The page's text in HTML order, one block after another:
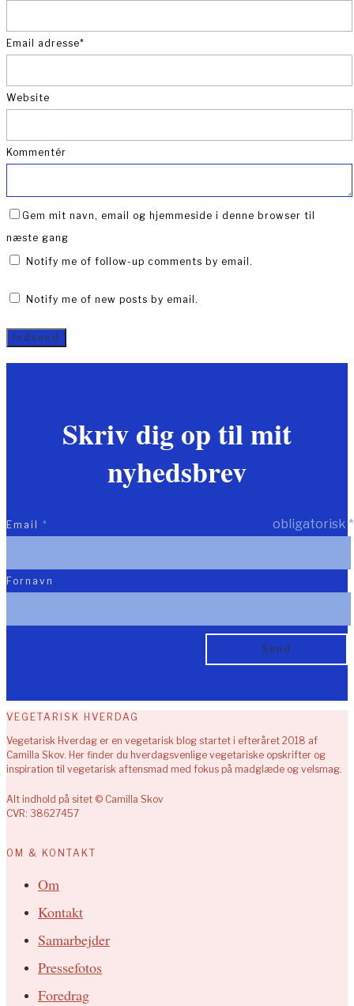
Email adresse*
Website
Kommentér
Gem mit navn, email og hjemmeside i denne browser til
næste gang
Notify me of follow-up comments by email.
Notify me of new posts by email.
Skriv dig op til mit
nyhedsbrev
*
obligatorisk
Email *
Fornavn
VEGETARISK HVERDAG
Vegetarisk Hverdag er en vegetarisk blog startet i efteråret 2018 af
Camilla Skov. Her finder du hverdagsvenlige vegetariske opskrifter og
inspiration til vegetarisk aftensmad med fokus på madglæde og velsmag.
Alt indhold på sitet © Camilla Skov
CVR: 38627457
OM & KONTAKT
Om
Kontakt
Samarbejder
Pressefotos
Foredrag